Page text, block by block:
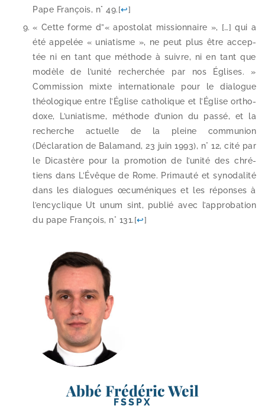
Pape François, n° 49.[↩]
« Cette forme d”« apos­to­lat mis­sion­naire », […] qui a
été appe­lée « unia­tisme », ne peut plus être accep­
tée ni en tant que méthode à suivre, ni en tant que
modèle de l’u­ni­té recher­chée par nos Églises. »
Commission mixte inter­na­tio­nale pour le dia­logue
théo­lo­gique entre l’Église catho­lique et l’Église ortho­
doxe, L’uniatisme, méthode d’u­nion du pas­sé, et la
recherche actuelle de la pleine com­mu­nion
(Déclaration de Balamand, 23 juin 1993), n° 12, cité par
le Dicastère pour la pro­mo­tion de l’unité des chré­
tiens dans L’Évêque de Rome. Primauté et syno­da­li­té
dans les dia­logues œcu­mé­niques et les réponses à
l’en­cy­clique Ut unum sint, publié avec l’ap­pro­ba­tion
du pape François, n° 131.[↩]
Abbé Frédéric Weil
FSSPX